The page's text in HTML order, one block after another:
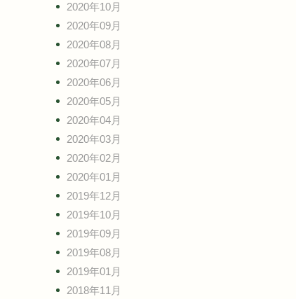
2020年10月
2020年09月
2020年08月
2020年07月
2020年06月
2020年05月
2020年04月
2020年03月
2020年02月
2020年01月
2019年12月
2019年10月
2019年09月
2019年08月
2019年01月
2018年11月